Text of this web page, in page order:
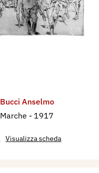
Bucci Anselmo
Marche - 1917
Visualizza scheda